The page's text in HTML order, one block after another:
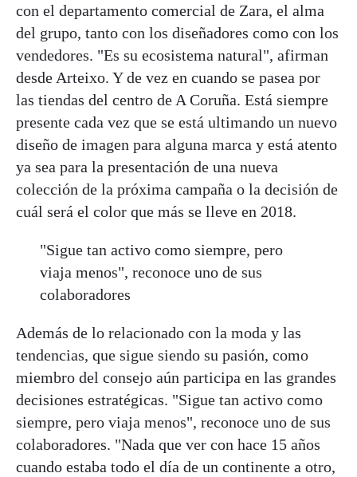
con el departamento comercial de Zara, el alma
del grupo, tanto con los diseñadores como con los
vendedores. "Es su ecosistema natural", afirman
desde Arteixo. Y de vez en cuando se pasea por
las tiendas del centro de A Coruña. Está siempre
presente cada vez que se está ultimando un nuevo
diseño de imagen para alguna marca y está atento
ya sea para la presentación de una nueva
colección de la próxima campaña o la decisión de
cuál será el color que más se lleve en 2018.
"Sigue tan activo como siempre, pero
viaja menos", reconoce uno de sus
colaboradores
Además de lo relacionado con la moda y las
tendencias, que sigue siendo su pasión, como
miembro del consejo aún participa en las grandes
decisiones estratégicas. "Sigue tan activo como
siempre, pero viaja menos", reconoce uno de sus
colaboradores. "Nada que ver con hace 15 años
cuando estaba todo el día de un continente a otro,